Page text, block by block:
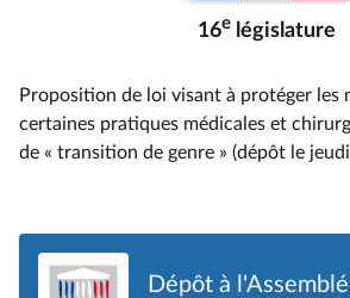
16e législature
Proposition de loi visant à protéger les
certaines pratiques médicales et
de « transition de genre » (dépôt le
Dépôt à